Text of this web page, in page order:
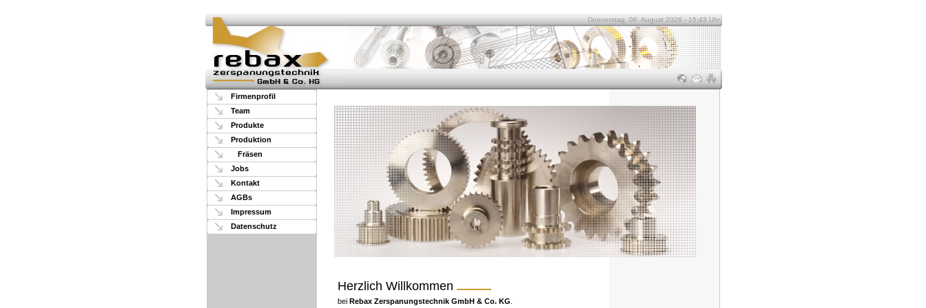
Donnerstag, 06. August 2026 - 15:43 Uhr
Firmenprofil
Team
Produkte
Produktion
Fräsen
Jobs
Kontakt
AGBs
Impressum
Datenschutz
Herzlich Willkommen
bei Rebax Zerspanungstechnik GmbH & Co. KG